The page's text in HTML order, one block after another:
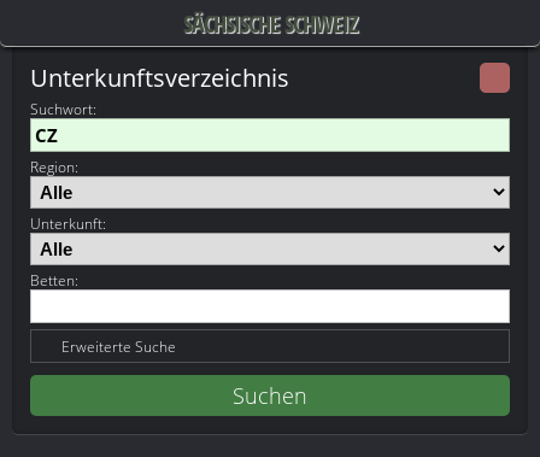
SÄCHSISCHE SCHWEIZ
Unterkunftsverzeichnis
Suchwort:
Region:
Unterkunft:
Betten:
Erweiterte Suche